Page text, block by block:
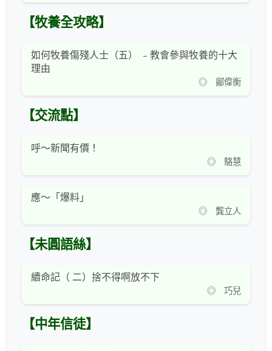
【牧養全攻略】
如何牧養傷殘人士（五） ﹣教會參與牧養的十大
理由
◎ 鄺偉衡
【交流點】
呼～新聞有價！
◎ 駱慧
應～「爆料」
◎ 龔立人
【未圓語絲】
續命記（ 二）捨不得啊放不下
◎ 巧兒
【中年信徒】